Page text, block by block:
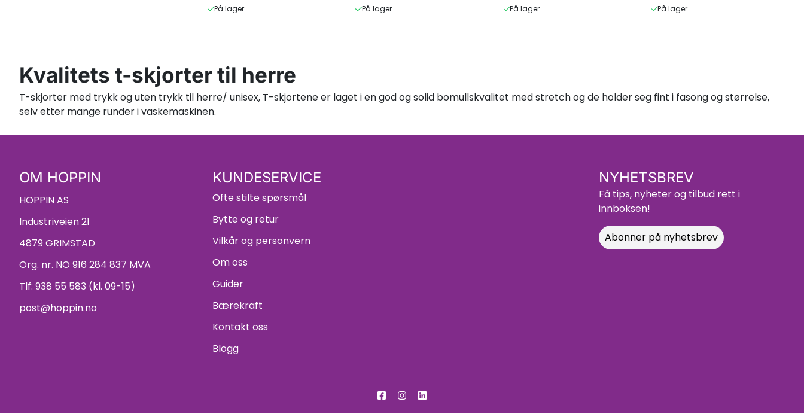
På lager På lager På lager På lager
Kvalitets t-skjorter til herre
T-skjorter med trykk og uten trykk til herre/ unisex, T-skjortene er laget i en god og solid bomullskvalitet med stretch og de holder seg fint i fasong og størrelse,
selv etter mange runder i vaskemaskinen.
OM HOPPIN
HOPPIN AS
Industriveien 21
4879 GRIMSTAD
Org. nr. NO 916 284 837 MVA
Tlf: 938 55 583 (kl. 09-15)
post@hoppin.no
KUNDESERVICE
Ofte stilte spørsmål
Bytte og retur
Vilkår og personvern
Om oss
Guider
Bærekraft
Kontakt oss
Blogg
NYHETSBREV
Få tips, nyheter og tilbud rett i
innboksen!
Abonner på nyhetsbrev